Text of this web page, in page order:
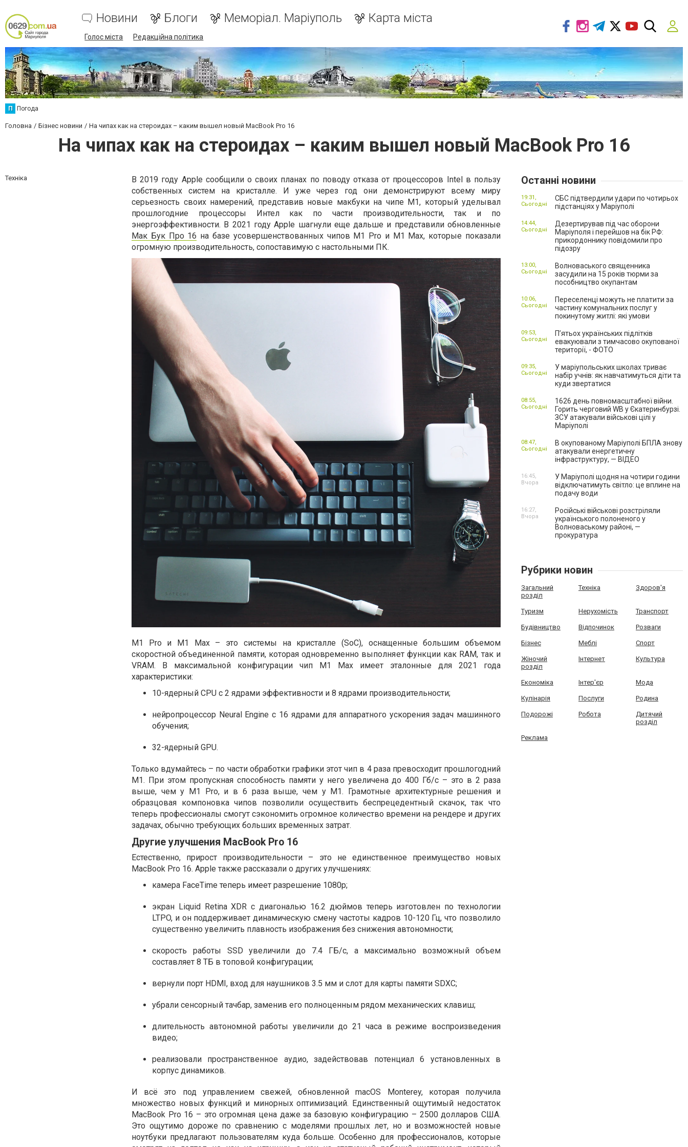
Новини Блоги Меморіал. Маріуполь Карта міста
Голос міста Редакційна політика
П Погода
Головна Бізнес новини На чипах как на стероидах – каким вышел новый MacBook Pro 16
На чипах как на стероидах – каким вышел новый MacBook Pro 16
Техніка
В 2019 году Apple сообщили о своих планах по поводу отказа от процессоров Intel в пользу
собственных систем на кристалле. И уже через год они демонстрируют всему миру
серьезность своих намерений, представив новые макбуки на чипе M1, который уделывал
прошлогодние процессоры Интел как по части производительности, так и по
энергоэффективности. В 2021 году Apple шагнули еще дальше и представили обновленные
Мак Бук Про 16 на базе усовершенствованных чипов M1 Pro и M1 Max, которые показали
огромную производительность, сопоставимую с настольными ПК.
M1 Pro и M1 Max – это системы на кристалле (SoC), оснащенные большим объемом
скоростной объединенной памяти, которая одновременно выполняет функции как RAM, так и
VRAM. В максимальной конфигурации чип M1 Max имеет эталонные для 2021 года
характеристики:
10-ядерный CPU с 2 ядрами эффективности и 8 ядрами производительности;
нейропроцессор Neural Engine с 16 ядрами для аппаратного ускорения задач машинного
обучения;
32-ядерный GPU.
Только вдумайтесь – по части обработки графики этот чип в 4 раза превосходит прошлогодний
M1. При этом пропускная способность памяти у него увеличена до 400 Гб/с – это в 2 раза
выше, чем у M1 Pro, и в 6 раза выше, чем у M1. Грамотные архитектурные решения и
образцовая компоновка чипов позволили осуществить беспрецедентный скачок, так что
теперь профессионалы смогут сэкономить огромное количество времени на рендере и других
задачах, обычно требующих больших временных затрат.
Другие улучшения MacBook Pro 16
Естественно, прирост производительности – это не единственное преимущество новых
MacBook Pro 16. Apple также рассказали о других улучшениях:
камера FaceTime теперь имеет разрешение 1080p;
экран Liquid Retina XDR с диагональю 16.2 дюймов теперь изготовлен по технологии
LTPO, и он поддерживает динамическую смену частоты кадров 10-120 Гц, что позволило
существенно увеличить плавность изображения без снижения автономности;
скорость работы SSD увеличили до 7.4 ГБ/с, а максимально возможный объем
составляет 8 ТБ в топовой конфигурации;
вернули порт HDMI, вход для наушников 3.5 мм и слот для карты памяти SDXC;
убрали сенсорный тачбар, заменив его полноценным рядом механических клавиш;
длительность автономной работы увеличили до 21 часа в режиме воспроизведения
видео;
реализовали пространственное аудио, задействовав потенциал 6 установленных в
корпус динамиков.
И всё это под управлением свежей, обновленной macOS Monterey, которая получила
множество новых функций и минорных оптимизаций. Единственный ощутимый недостаток
MacBook Pro 16 – это огромная цена даже за базовую конфигурацию – 2500 долларов США.
Это ощутимо дороже по сравнению с моделями прошлых лет, но и возможностей новые
ноутбуки предлагают пользователям куда больше. Особенно для профессионалов, которые
Останні новини
СБС підтвердили удари по чотирьох
підстанціях у Маріуполі
19:31,
Сьогодні
Дезертирував під час оборони
Маріуполя і перейшов на бік РФ:
прикордоннику повідомили про
підозру
14:44,
Сьогодні
Волноваського священника
засудили на 15 років тюрми за
пособництво окупантам
13:00,
Сьогодні
Переселенці можуть не платити за
частину комунальних послуг у
покинутому житлі: які умови
10:06,
Сьогодні
П’ятьох українських підлітків
евакуювали з тимчасово окупованої
території, - ФОТО
09:53,
Сьогодні
У маріупольських школах триває
набір учнів: як навчатимуться діти та
куди звертатися
09:35,
Сьогодні
1626 день повномасштабної війни.
Горить черговий WB у Єкатеринбурзі.
ЗСУ атакували військові цілі у
Маріуполі
08:55,
Сьогодні
В окупованому Маріуполі БПЛА знову
атакували енергетичну
інфраструктуру, — ВІДЕО
08:47,
Сьогодні
У Маріуполі щодня на чотири години
відключатимуть світло: це вплине на
подачу води
16:45,
Вчора
Російські військові розстріляли
українського полоненого у
Волноваському районі, —
прокуратура
16:27,
Вчора
Рубрики новин
Загальний
розділ
Техніка Здоров'я
Туризм Нерухомість Транспорт
Будівництво Відпочинок Розваги
Бізнес Меблі Спорт
Жіночий
розділ
Інтернет Культура
Економіка Інтер'єр Мода
Кулінарія Послуги Родина
Подорожі Робота
Дитячий
розділ
Реклама